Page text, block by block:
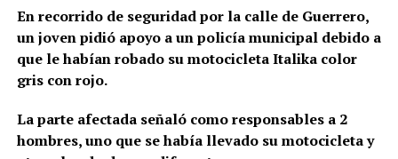
En recorrido de seguridad por la calle de Guerrero,
un joven pidió apoyo a un policía municipal debido a
que le habían robado su motocicleta Italika color
gris con rojo.
La parte afectada señaló como responsables a 2
hombres, uno que se había llevado su motocicleta y